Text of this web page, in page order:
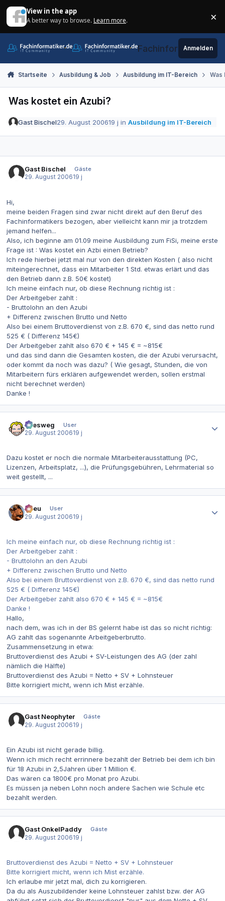
View in the app
A better way to browse. Learn more. ×
Fachinformatiker.de
Anmelden
Startseite Ausbildung & Job Ausbildung im IT-Bereich Was
Was kostet ein Azubi?
Gast Bischel29. August 200619 j inAusbildung im IT-Bereich
Gast Bischel
Gäste
29. August 200619 j
Hi,
meine beiden Fragen sind zwar nicht direkt auf den Beruf des
Fachinformatikers bezogen, aber vielleicht kann mir ja trotzdem
jemand helfen...
Also, ich beginne am 01.09 meine Ausbildung zum FiSi, meine erste
Frage ist : Was kostet ein Azbi einen Betrieb?
Ich rede hierbei jetzt mal nur von den direkten Kosten ( also nicht
miteingerechnet, dass ein Mitarbeiter 1 Std. etwas erlärt und das
den Betrieb dann z.B. 50€ kostet)
Ich meine einfach nur, ob diese Rechnung richtig ist :
Der Arbeitgeber zahlt :
- Bruttolohn an den Azubi
+ Differenz zwischen Brutto und Netto
Also bei einem Bruttoverdienst von z.B. 670 €, sind das netto rund
525 € ( Differenz 145€)
Der Arbeitgeber zahlt also 670 € + 145 € = ~815€
und das sind dann die Gesamten kosten, die der Azubi verursacht,
oder kommt da noch was dazu? ( Wie gesagt, Stunden, die von
Mitarbeitern fürs erklären aufgewendet werden, sollen erstmal
nicht berechnet werden)
Danke !
allesweg
User
29. August 200619 j
Dazu kostet er noch die normale Mitarbeiterausstattung (PC,
Lizenzen, Arbeitsplatz, ...), die Prüfungsgebühren, Lehrmaterial so
weit gestellt, ...
etreu
User
29. August 200619 j
Ich meine einfach nur, ob diese Rechnung richtig ist :
Der Arbeitgeber zahlt :
- Bruttolohn an den Azubi
+ Differenz zwischen Brutto und Netto
Also bei einem Bruttoverdienst von z.B. 670 €, sind das netto rund
525 € ( Differenz 145€)
Der Arbeitgeber zahlt also 670 € + 145 € = ~815€
Danke !
Hallo,
nach dem, was ich in der BS gelernt habe ist das so nicht richtig:
AG zahlt das sogenannte Arbeitgeberbrutto.
Zusammensetzung in etwa:
Bruttoverdienst des Azubi + SV-Leistungen des AG (der zahl
nämlich die Hälfte)
Bruttoverdienst des Azubi = Netto + SV + Lohnsteuer
Bitte korrigiert micht, wenn ich Mist erzähle.
Gast Neophyter
Gäste
29. August 200619 j
Ein Azubi ist nicht gerade billig.
Wenn ich mich recht errinnere bezahlt der Betrieb bei dem ich bin
für 18 Azubi in 2,5Jahren über 1 Million €.
Das wären ca 1800€ pro Monat pro Azubi.
Es müssen ja neben Lohn noch andere Sachen wie Schule etc
bezahlt werden.
Gast OnkelPaddy
Gäste
29. August 200619 j
Bruttoverdienst des Azubi = Netto + SV + Lohnsteuer
Bitte korrigiert micht, wenn ich Mist erzähle.
Ich erlaube mir jetzt mal, dich zu korrigieren.
Da du als Auszubildender keine Lohnsteuer zahlst bzw. der AG